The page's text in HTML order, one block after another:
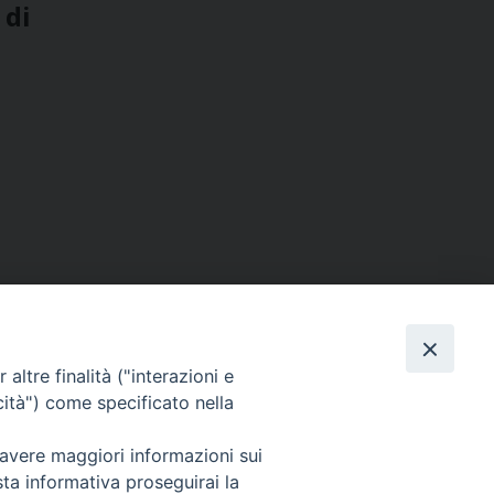
SEGUICI SU
Facebook
Instagram
X YouTube
altre finalità ("interazioni e
come specificato nella
maggiori informazioni sui
informativa proseguirai la